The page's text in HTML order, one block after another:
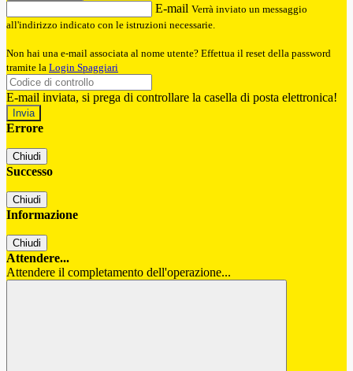
E-mail Verrà inviato un messaggio
all'indirizzo indicato con le istruzioni necessarie.
Non hai una e-mail associata al nome utente? Effettua il reset della password
tramite la Login Spaggiari
E-mail inviata, si prega di controllare la casella di posta elettronica!
Errore
Chiudi
Successo
Chiudi
Informazione
Chiudi
Attendere...
Attendere il completamento dell'operazione...